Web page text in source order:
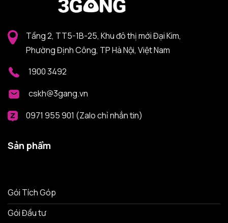
Tầng 2, TT5-1B-25, Khu đô thị mới Đại Kim,
Phường Định Công, TP Hà Nội, Việt Nam
1900 3492
cskh@3gang.vn
0971 955 901 (Zalo chỉ nhắn tin)
Sản phẩm
Gói Tích Góp
Gói Đầu tư